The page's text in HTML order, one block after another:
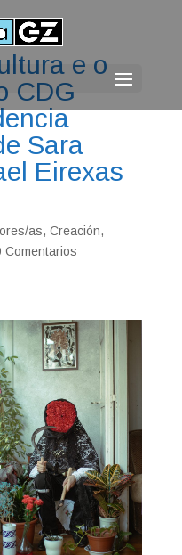
e o
CDG
Sara
Eirexas
as, Creación,
Comentarios